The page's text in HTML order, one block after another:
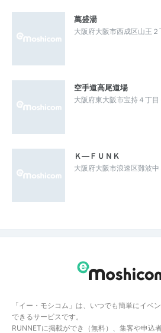
萬盛湯
大阪府大阪市西成区山王２
空手道高尾道場
大阪府東大阪市宝持４丁目
Ｋ―ＦＵＮＫ
大阪府大阪市浪速区難波中
「イー・モシコム」は、いつでも簡単にイベ
できるサービスです。
RUNNETに掲載ができ（無料）、集客や申込